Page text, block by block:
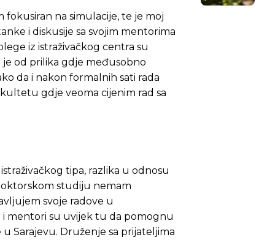
da živi!
da živi, Redakcija Objavi.ba
da živi!
da živi, Redakcija Objavi.ba
fokusiran na simulacije, te je moj
i diskusije sa svojim mentorima
iz istraživačkog centra su
je od prilika gdje međusobno
da i nakon formalnih sati rada
gdje veoma cijenim rad sa
tipa, razlika u odnosu
studiju nemam
svoje radove u
i mentori su uvijek tu da pomognu
Sarajevu. Druženje sa prijateljima